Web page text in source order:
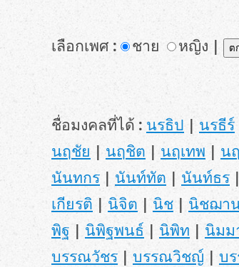
เลือกเพศ : ชาย หญิง |
ชื่อมงคลที่ได้ : นรธิป | นรธีร์
นฤชัย | นฤชิต | นฤเทพ | น
นันทกร | นันท์ทัต | นันท์ธร |
เกียรติ | นิจิต | นิช | นิชฌา
พิฐ | นิพิฐพนธ์ | นิพิท | นิมม
บรรณวัชร | บรรณวิชญ์ | บ